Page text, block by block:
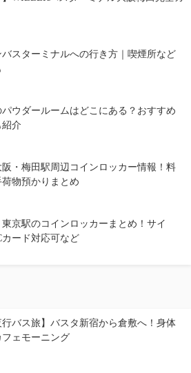
スターミナルへの行き方｜喫煙所など
ウダールームはどこにある？おすすめ
介
阪・梅田駅周辺コインロッカー情報！料
物預かりまとめ
東京駅のコインロッカーまとめ！サイ
カード対応可など
行バス旅】バスタ新宿から倉敷へ！身体
ェモーニング